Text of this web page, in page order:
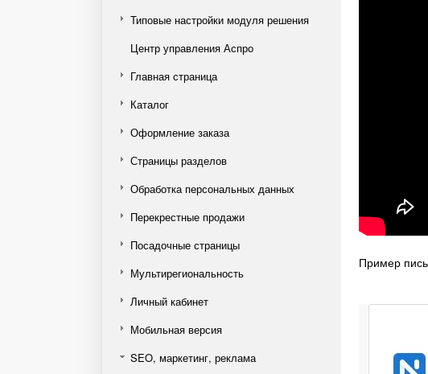
Типовые настройки модуля решения
Центр управления Аспро
Главная страница
Каталог
Оформление заказа
Страницы разделов
Обработка персональных данных
Перекрестные продажи
Посадочные страницы
Мультирегиональность
Личный кабинет
Мобильная версия
SEO, маркетинг, реклама
Пример